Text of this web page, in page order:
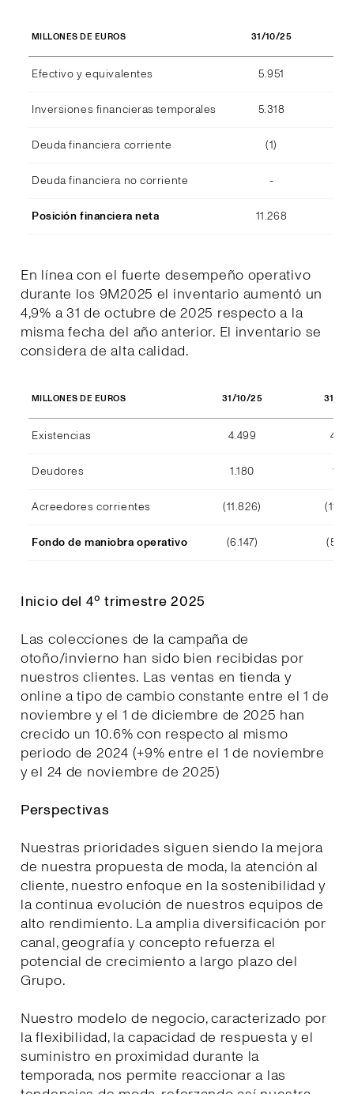
MILLONES DE EUROS 31/10/25
Efectivo y equivalentes 5.951
Inversiones financieras temporales 5.318
Deuda financiera corriente (1)
Deuda financiera no corriente -
Posición financiera neta 11.268
En línea con el fuerte desempeño operativo
durante los 9M2025 el inventario aumentó un
4,9% a 31 de octubre de 2025 respecto a la
misma fecha del año anterior. El inventario se
considera de alta calidad.
MILLONES DE EUROS 31/10/25 31/
Existencias 4.499
Deudores 1.180
Acreedores corrientes (11.826)
Fondo de maniobra operativo (6.147)
Inicio del 4º trimestre 2025
Las colecciones de la campaña de
otoño/invierno han sido bien recibidas por
nuestros clientes. Las ventas en tienda y
online a tipo de cambio constante entre el 1 de
noviembre y el 1 de diciembre de 2025 han
crecido un 10.6% con respecto al mismo
periodo de 2024 (+9% entre el 1 de noviembre
y el 24 de noviembre de 2025)
Perspectivas
Nuestras prioridades siguen siendo la mejora
de nuestra propuesta de moda, la atención al
cliente, nuestro enfoque en la sostenibilidad y
la continua evolución de nuestros equipos de
alto rendimiento. La amplia diversificación por
canal, geografía y concepto refuerza el
potencial de crecimiento a largo plazo del
Grupo.
Nuestro modelo de negocio, caracterizado por
la flexibilidad, la capacidad de respuesta y el
suministro en proximidad durante la
temporada, nos permite reaccionar a las